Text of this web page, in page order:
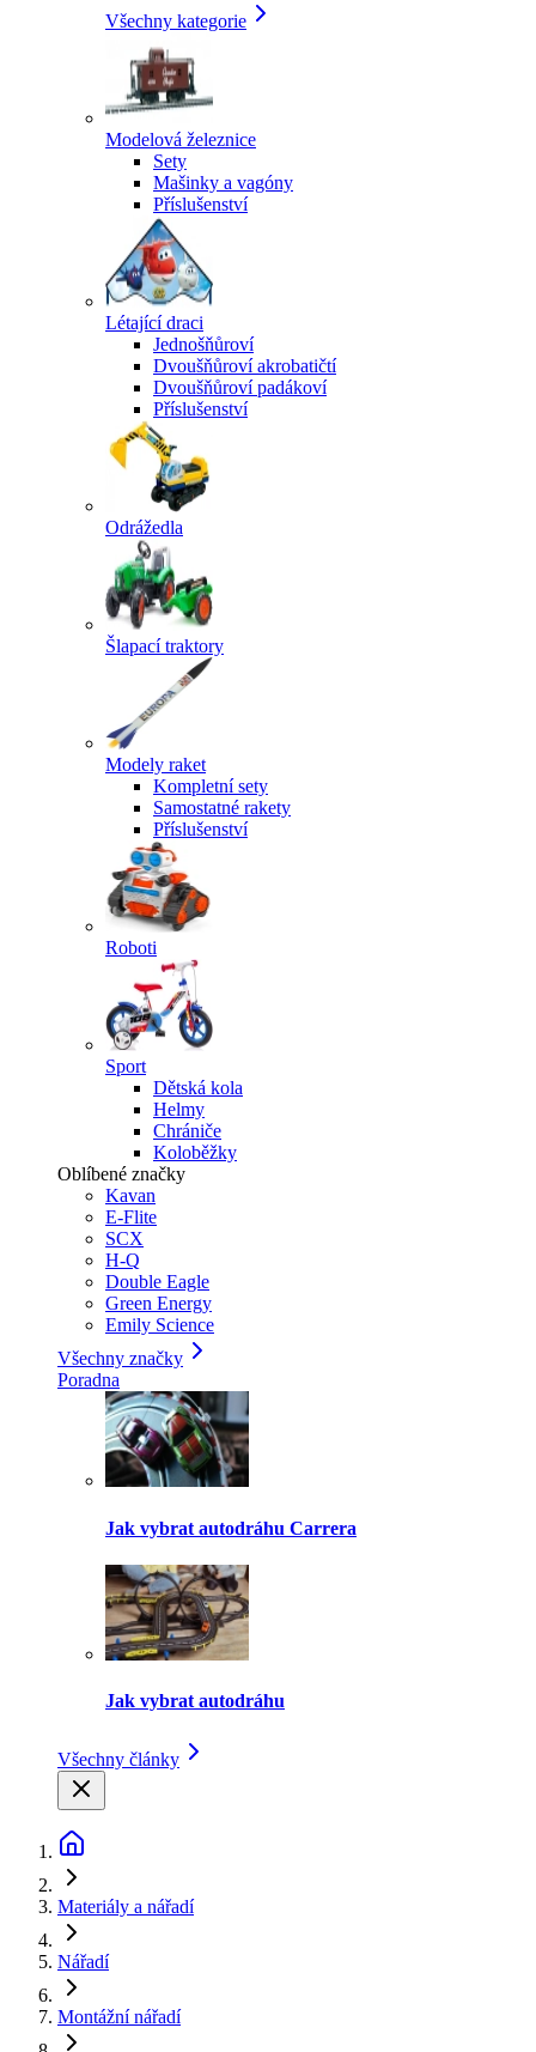
Všechny kategorie
Modelová železnice
Sety
Mašinky a vagóny
Příslušenství
Létající draci
Jednošňůroví
Dvoušňůroví akrobatičtí
Dvoušňůroví padákoví
Příslušenství
Odrážedla
Šlapací traktory
Modely raket
Kompletní sety
Samostatné rakety
Příslušenství
Roboti
Sport
Dětská kola
Helmy
Chrániče
Koloběžky
Oblíbené značky
Kavan
E-Flite
SCX
H-Q
Double Eagle
Green Energy
Emily Science
Všechny značky
Poradna
Jak vybrat autodráhu Carrera
Jak vybrat autodráhu
Všechny články
Materiály a nářadí
Nářadí
Montážní nářadí